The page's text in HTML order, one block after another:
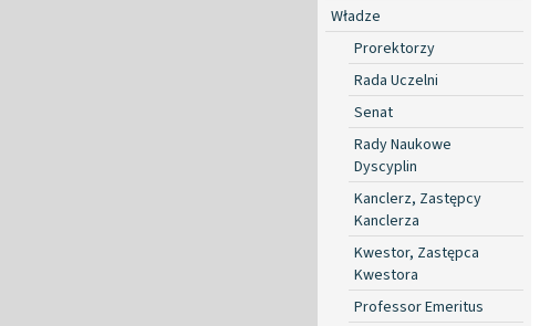
Władze
Prorektorzy
Rada Uczelni
Senat
Rady Naukowe
Dyscyplin
Kanclerz, Zastępcy
Kanclerza
Kwestor, Zastępca
Kwestora
Professor Emeritus